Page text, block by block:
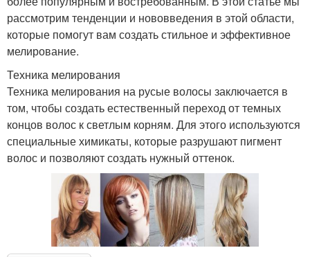
рассмотрим тенденции и нововведения в этой области,
которые помогут вам создать стильное и эффективное
мелирование.
Техника мелирования
Техника мелирования на русые волосы заключается в
том, чтобы создать естественный переход от темных
концов волос к светлым корням. Для этого используются
специальные химикаты, которые разрушают пигмент
волос и позволяют создать нужный оттенок.